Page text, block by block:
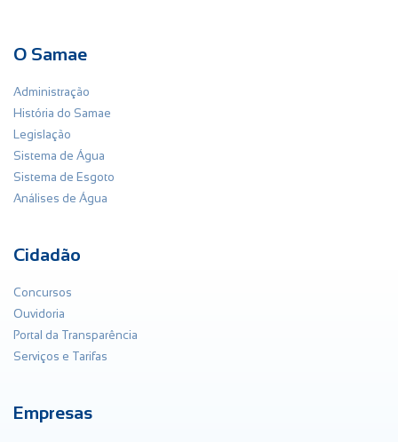
O Samae
Administração
História do Samae
Legislação
Sistema de Água
Sistema de Esgoto
Análises de Água
Cidadão
Concursos
Ouvidoria
Portal da Transparência
Serviços e Tarifas
Empresas